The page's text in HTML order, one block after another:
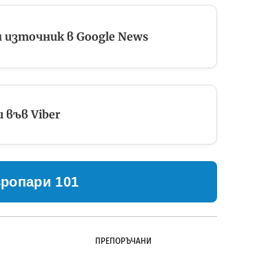
в Google News
във Viber
101
ПРЕПОРЪЧАНИ